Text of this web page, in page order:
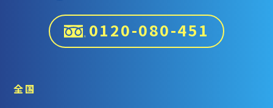
0120-080-451
全国